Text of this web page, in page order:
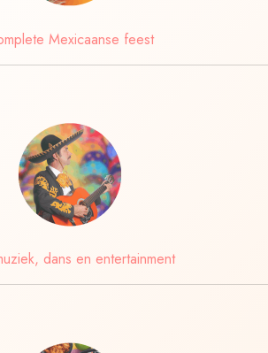
Mexicaanse feest
dans en entertainment